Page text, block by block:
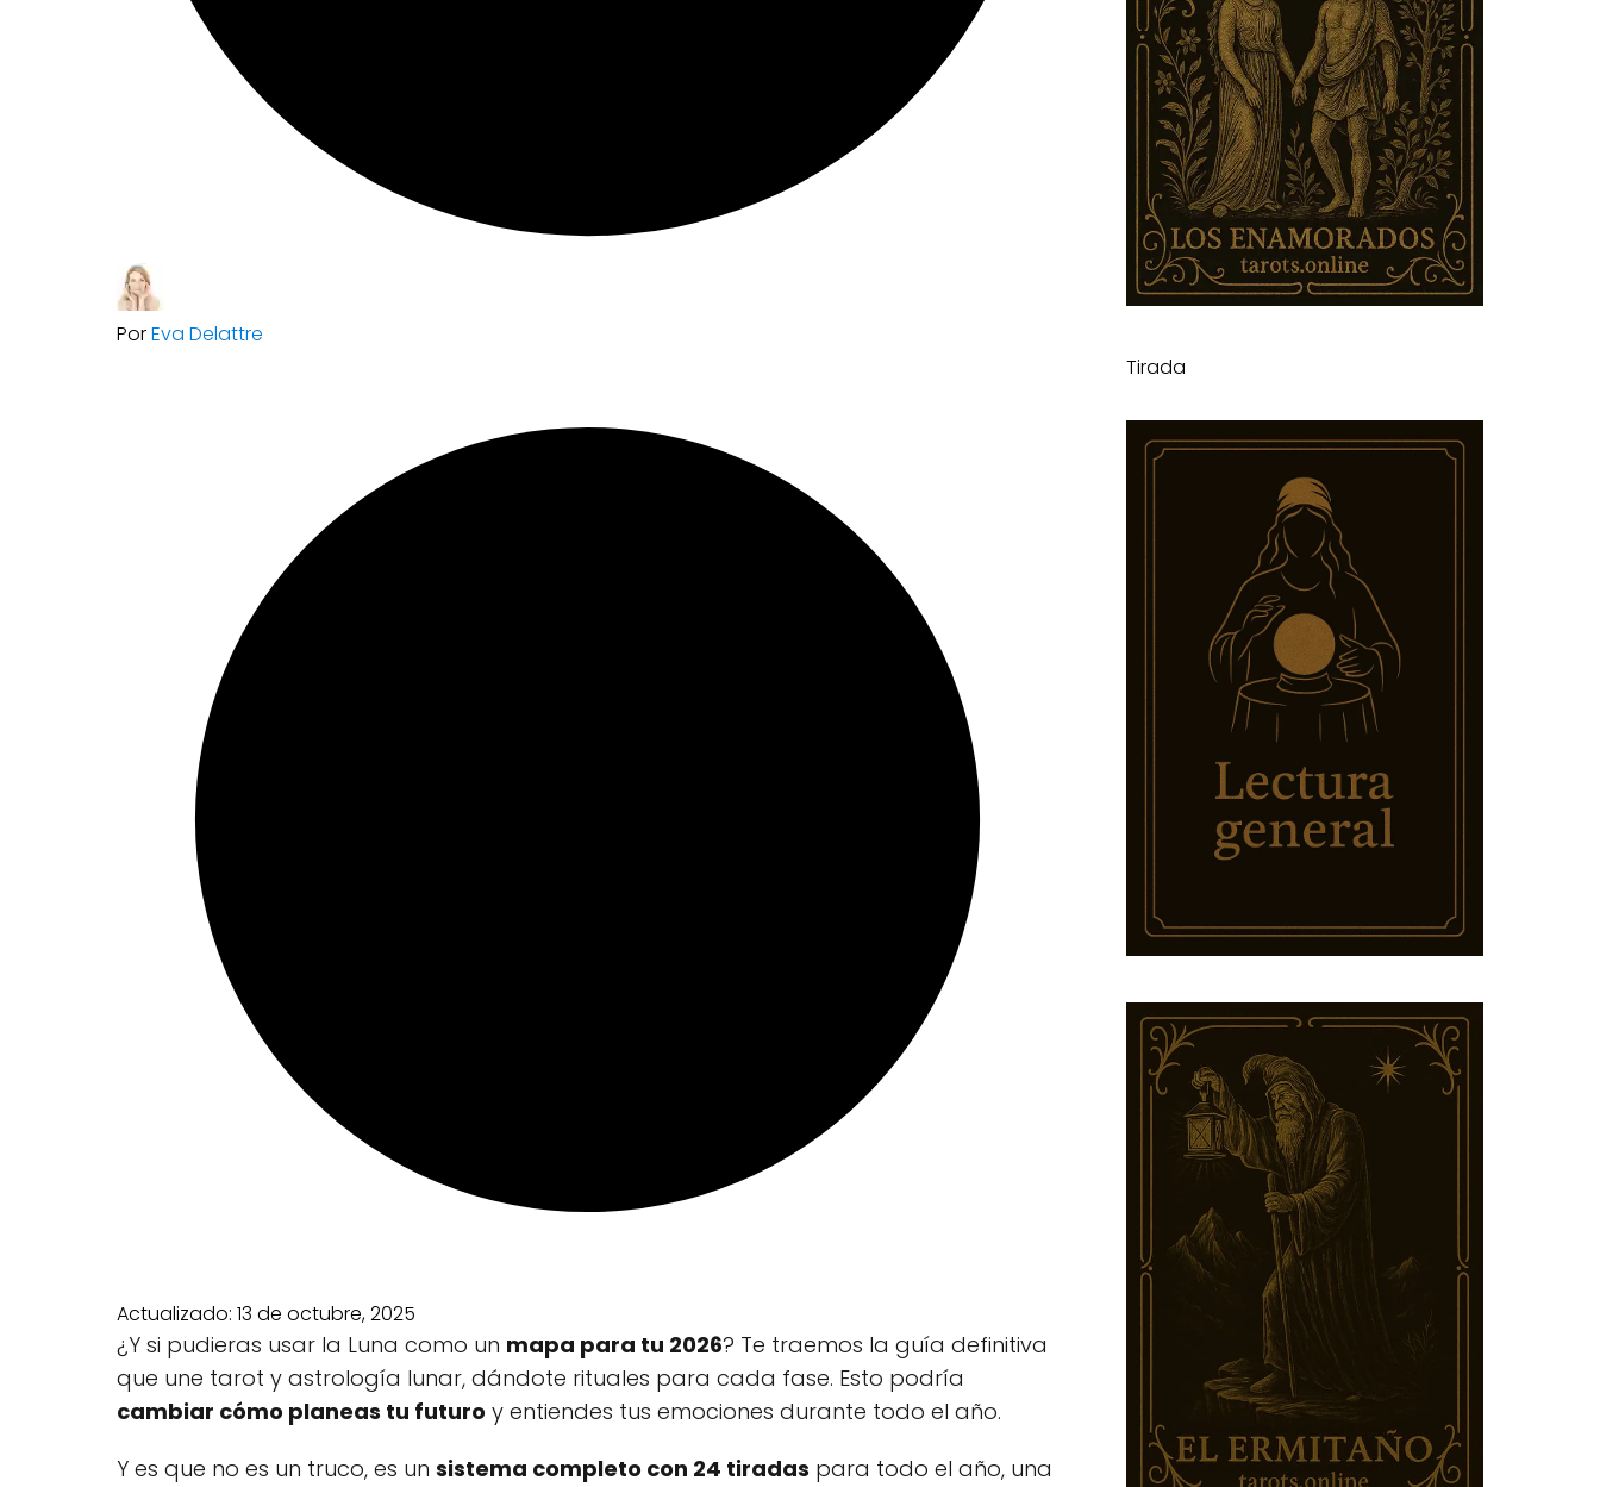
PorEva Delattre
Actualizado: 13 de octubre, 2025
¿Y si pudieras usar la Luna como un mapa para tu 2026? Te traemos la guía definitiva
que une tarot y astrología lunar, dándote rituales para cada fase. Esto podría
cambiar cómo planeas tu futuro y entiendes tus emociones durante todo el año.
Y es que no es un truco, es un sistema completo con 24 tiradas para todo el año, una
Tirada